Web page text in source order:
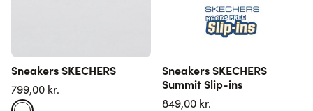
Sneakers SKECHERS
799,00 kr.
Sneakers SKECHERS
Summit Slip-ins
849,00 kr.